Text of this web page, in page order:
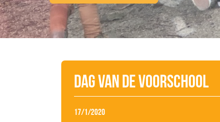
Dag van de voorschool
17/1/2020